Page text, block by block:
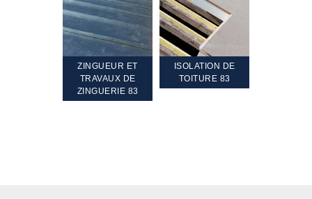
ZINGUEUR ET
TRAVAUX DE
ZINGUERIE 83
ISOLATION DE
TOITURE 83